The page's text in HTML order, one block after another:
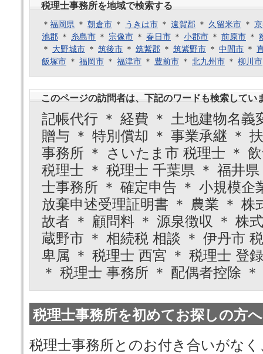
税理士事務所を地域で検索する
＊ 福岡県 ＊ 朝倉市 ＊ うきは市 ＊ 遠賀郡 ＊ 久留米市 ＊
池郡 ＊ 糸島市 ＊ 宗像市 ＊ 春日市 ＊ 小郡市 ＊ 前原市 ＊
＊ 大野城市 ＊ 筑後市 ＊ 筑紫郡 ＊ 筑紫野市 ＊ 中間市 ＊
飯塚市 ＊ 福岡市 ＊ 福津市 ＊ 豊前市 ＊ 北九州市 ＊ 柳川市
このページの訪問者は、下記のワードも検索してい
記帳代行 ＊ 経費 ＊ 土地建物名義
贈与 ＊ 特別償却 ＊ 事業承継 ＊
事務所 ＊ さいたま市 税理士 ＊
税理士 ＊ 税理士 千葉県 ＊ 福井
士事務所 ＊ 確定申告 ＊ 小規模企
放棄申述受理証明書 ＊ 農業 ＊ 株
故者 ＊ 顧問料 ＊ 源泉徴収 ＊ 株
蔵野市 ＊ 相続税 相談 ＊ 伊丹市
卑属 ＊ 税理士 西宮 ＊ 税理士 登
＊ 税理士 事務所 ＊ 配偶者控除 ＊
税理士事務所を初めてお探しの方へ
税理士事務所とのお付き合いがな